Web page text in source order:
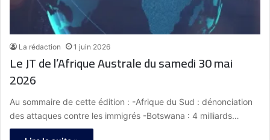
La rédaction 1 juin 2026
Le JT de l’Afrique Australe du samedi 30 mai
2026
Au sommaire de cette édition : -Afrique du Sud : dénonciation
des attaques contre les immigrés -Botswana : 4 milliards…